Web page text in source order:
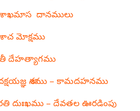
దానములు
మోక్షము
దేహత్యాగము
నాశము – కామదహనము
దుఃఖము – దేవతల ఊరడింపు